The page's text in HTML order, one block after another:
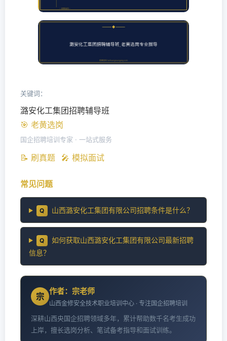
关键词：
潞安化工集团招聘辅导班
🎯 老黄选岗
国企招聘培训专家 · 一站式服务
📝 刷真题 🎤 模拟面试
常见问题
Q 山西潞安化工集团有限公司招聘条件是什么？
Q
如何获取山西潞安化工集团有限公司最新招聘
信息？
宗
作者：宗老师
山西金修安全技术职业培训中心 · 专注国企招聘培训
深耕山西央国企招聘领域多年，累计帮助数千名考生成功
上岸，擅长选岗分析、笔试备考指导和面试训练。